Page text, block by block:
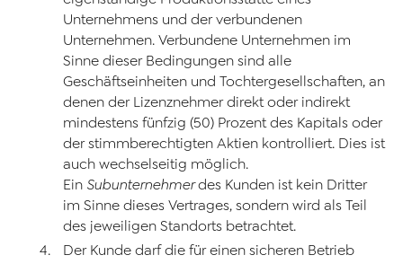
Unternehmens und der verbundenen
Unternehmen. Verbundene Unternehmen im
Sinne dieser Bedingungen sind alle
Geschäftseinheiten und Tochtergesellschaften, an
denen der Lizenznehmer direkt oder indirekt
mindestens fünfzig (50) Prozent des Kapitals oder
der stimmberechtigten Aktien kontrolliert. Dies ist
auch wechselseitig möglich.
Ein Subunternehmerdes Kunden ist kein Dritter
im Sinne dieses Vertrages, sondern wird als Teil
des jeweiligen Standorts betrachtet.
Der Kunde darf die für einen sicheren Betrieb